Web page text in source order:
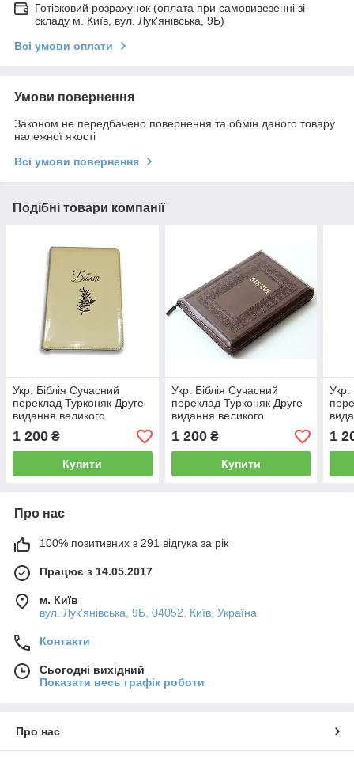
Готівковий розрахунок (оплата при самовивезенні зі
складу м. Київ, вул. Лук'янівська, 9Б)
Всі умови оплати
Умови повернення
Законом не передбачено повернення та обмін даного товару
належної якості
Всі умови повернення
Подібні товари компанії
Укр. Біблія Сучасний
переклад Турконяк Друге
видання великого
формату (молочна, гілка,
шкірзам, індекси,
блискавка, золото, 18х25)
1 200 ₴
Купити
Укр. Біблія Сучасний
переклад Турконяк Друге
видання великого
формату (шоколадна,
рамка, шкірзам, індекси,
блискавка золото 18х25)
1 200₴
Купити
Укр.
1
Про нас
100% позитивних з 291 відгука за рік
Працює з 14.05.2017
м. Київ
вул. Лук'янівська, 9Б, 04052, Київ, Україна
Контакти
Сьогодні вихідний
Показати весь графік роботи
Про нас